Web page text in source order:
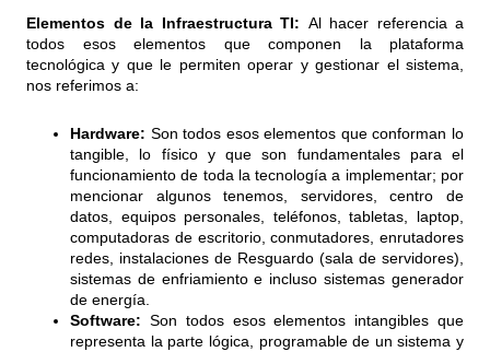
Elementos de la Infraestructura TI: Al hacer referencia a
todos esos elementos que componen la plataforma
tecnológica y que le permiten operar y gestionar el sistema,
nos referimos a:
Hardware: Son todos esos elementos que conforman lo
tangible, lo físico y que son fundamentales para el
funcionamiento de toda la tecnología a implementar; por
mencionar algunos tenemos, servidores, centro de
datos, equipos personales, teléfonos, tabletas, laptop,
computadoras de escritorio, conmutadores, enrutadores
redes, instalaciones de Resguardo (sala de servidores),
sistemas de enfriamiento e incluso sistemas generador
de energía.
Software: Son todos esos elementos intangibles que
representa la parte lógica, programable de un sistema y